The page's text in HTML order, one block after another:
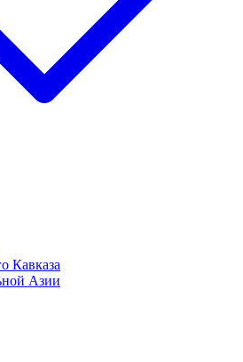
Кавказа
Азии